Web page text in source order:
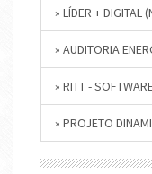
» LÍDER + DIGITAL
» AUDITORIA
» RITT -
» PROJETO